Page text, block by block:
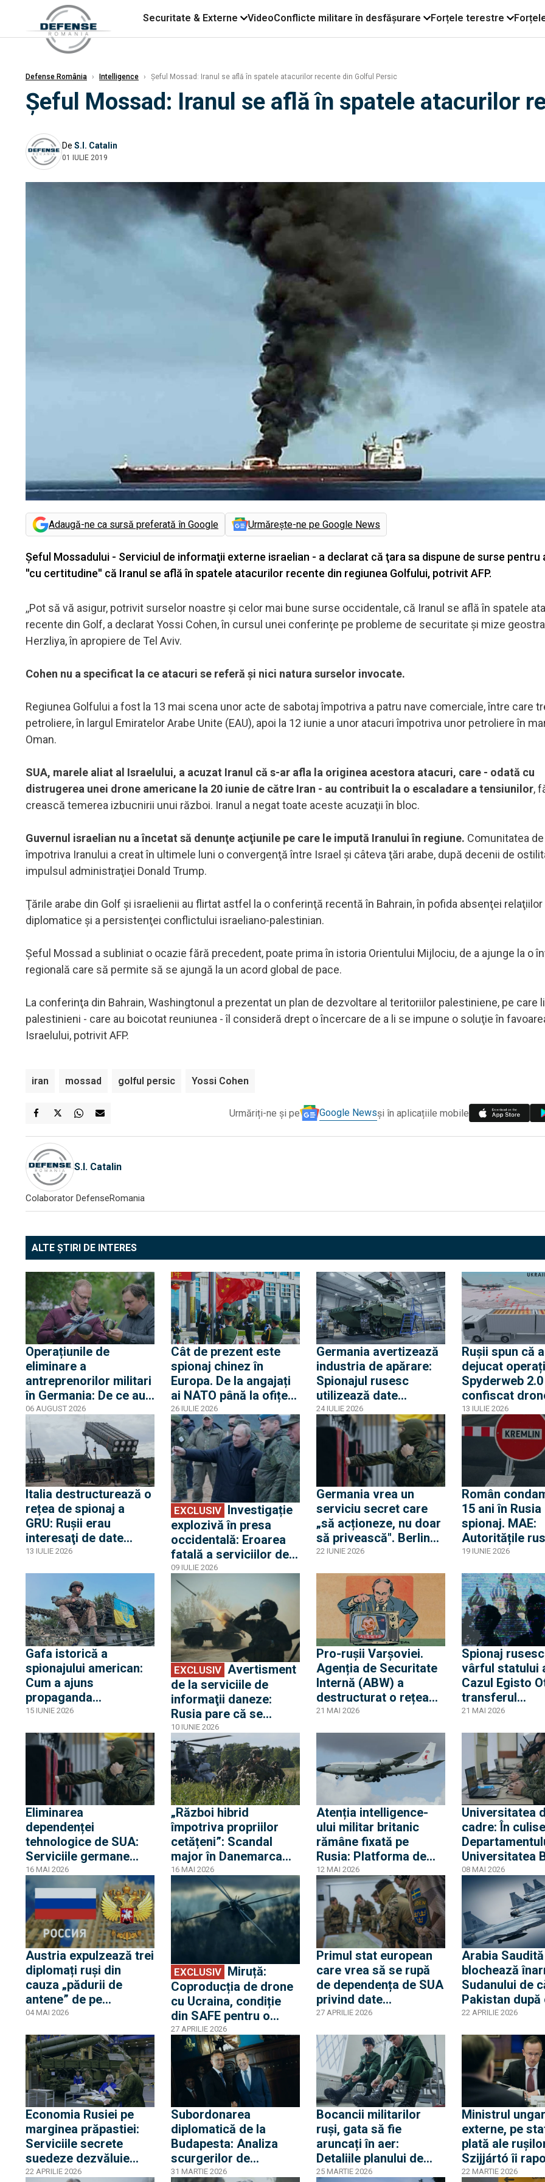
Securitate & Externe VideoConflicte militare în desfășurare Forțele terestre
Defense România › Intelligence › Șeful Mossad: Iranul se află în spatele atacurilor recente din Golful Persic
Șeful Mossad: Iranul se află în spatele atacurilor
De S.I. Catalin
01 IULIE 2019
Adaugă-ne ca sursă preferată în Google Urmărește-ne pe Google News
Şeful Mossadului - Serviciul de informaţii externe israelian - a declarat că ţara sa dispune de surse pentru
''cu certitudine'' că Iranul se află în spatele atacurilor recente din regiunea Golfului, potrivit AFP.
,,Pot să vă asigur, potrivit surselor noastre şi celor mai bune surse occidentale, că Iranul se află în spatele
recente din Golf, a declarat Yossi Cohen, în cursul unei conferinţe pe probleme de securitate şi mize
Herzliya, în apropiere de Tel Aviv.
Cohen nu a specificat la ce atacuri se referă şi nici natura surselor invocate.
Regiunea Golfului a fost la 13 mai scena unor acte de sabotaj împotriva a patru nave comerciale, între care
petroliere, în largul Emiratelor Arabe Unite (EAU), apoi la 12 iunie a unor atacuri împotriva unor petroliere în
Oman.
SUA, marele aliat al Israelului, a acuzat Iranul că s-ar afla la originea acestora atacuri, care - odată cu
distrugerea unei drone americane la 20 iunie de către Iran - au contribuit la o escaladare a tensiunilor,
crească temerea izbucnirii unui război. Iranul a negat toate aceste acuzaţii în bloc.
Guvernul israelian nu a încetat să denunţe acţiunile pe care le impută Iranului în regiune. Comunitatea
împotriva Iranului a creat în ultimele luni o convergenţă între Israel şi câteva ţări arabe, după decenii de
impulsul administraţiei Donald Trump.
Ţările arabe din Golf şi israelienii au flirtat astfel la o conferinţă recentă în Bahrain, în pofida absenţei relaţiilor
diplomatice şi a persistenţei conflictului israeliano-palestinian.
Şeful Mossad a subliniat o ocazie fără precedent, poate prima în istoria Orientului Mijlociu, de a ajunge la o
regională care să permite să se ajungă la un acord global de pace.
La conferinţa din Bahrain, Washingtonul a prezentat un plan de dezvoltare al teritoriilor palestiniene, pe care
palestinieni - care au boicotat reuniunea - îl consideră drept o încercare de a li se impune o soluţie în
Israelului, potrivit AFP.
iran mossad golful persic Yossi Cohen
Urmăriți-ne și pe Google Newsși în aplicațiile mobile
S.I. Catalin
Colaborator DefenseRomania
ALTE ȘTIRI DE INTERES
Operațiunile de
eliminare a
antreprenorilor militari
în Germania: De ce au
devenit startup-urile
tehnologice ținta
prioritară a serviciilor
de informații ruse
06 AUGUST 2026
Cât de prezent este
spionaj chinez în
Europa. De la angajați
ai NATO până la ofițeri
recrutați prin LinkedIn,
nu scapă nimic
”dragonului tăcut”
26 IULIE 2026
Germania avertizează
industria de apărare:
Spionajul rusesc
utilizează date
comerciale de
localizare pentru a
urmări angajații
sectorului militar
24 IULIE 2026
Rușii spun că
dejucat
Spyderweb
confiscat
care
reușit să le
Rusia. În prima
operațiune au
lovite
95 sau Tu-
13 IULIE 2026
Italia destructurează o
rețea de spionaj a
GRU: Ruşii erau
interesaţi de date
clasificate despre
apărării antiaeriene a
Ucrainei
13 IULIE 2026
EXCLUSIV
EXCLUSIV
explozivă în presa
occidentală: Eroarea
fatală a serviciilor de
informații care a lăsat
Europa nepregătită
pentru războiul din
Ucraina
09 IULIE 2026
Germania vrea un
serviciu secret care
„să acționeze, nu doar
să privească". Berlinul
face cea mai mare
serviciului
22 IUNIE 2026
Român
15 ani în
spionaj. MAE:
Autoritățile
blochează
român
19 IUNIE 2026
Gafa istorică a
spionajului american:
Cum a ajuns
propaganda
Kremlinului în
SUA despre Ucraina
15 IUNIE 2026
EXCLUSIV
EXCLUSIV
de la serviciile de
informaţii daneze:
Rusia pare că se
pregătește un atac
asupra Europei în
următorii trei ani
10 IUNIE 2026
Pro-rușii Varșoviei.
Agenția de Securitate
Internă (ABW) a
destructurat o rețea
care acționa la
21 MAI 2026
Spionaj
vârful statului
Cazul Egisto
transferul
către rețeaua
Marsalek
21 MAI 2026
Eliminarea
dependenței
tehnologice de SUA:
Serviciile germane
preferă soluția
franceză ArgonOS în
detrimentul Palantir
pentru operațiunile de
contrainformații
16 MAI 2026
„Război hibrid
împotriva propriilor
cetățeni”: Scandal
major în Danemarca
privind lipsa dovezilor
în cazul presupuselor
incursiuni cu drone din
2025
16 MAI 2026
Atenția intelligence-
ului militar britanic
rămâne fixată pe
Rusia: Platforma de
spionaj aerian RC-
135W Rivet Joint
monitorizează exclava
Kaliningrad
12 MAI 2026
Universitatea
cadre: În
Universitatea
fabrica de
sabotori a
militar rus
08 MAI 2026
Austria expulzează trei
diplomați ruși din
cauza „pădurii de
antene” de pe
acoperișul ambasadei
04 MAI 2026
EXCLUSIV
EXCLUSIV
Coproducția de drone
cu Ucraina, condiție
din SAFE pentru o
fabrică în România.
”Un proiect tentant
pentru Armata
Română”
27 APRILIE 2026
Primul stat european
care vrea să se rupă
de dependența de SUA
privind date
clasificate: Proiect
propriul cloud militar,
într-un domeniu
dominat de americani
27 APRILIE 2026
Arabia Saudită
blochează
Sudanului de
Pakistan după
retrage
22 APRILIE 2026
Economia Rusiei pe
marginea prăpastiei:
Serviciile secrete
suedeze dezvăluie
cum falsifică ruşii
22 APRILIE 2026
Subordonarea
diplomatică de la
Budapesta: Analiza
scurgerilor de
informații care
31 MARTIE 2026
Bocancii militarilor
ruși, gata să fie
aruncați în aer:
Detaliile planului de
sabotaj ucrainean
25 MARTIE 2026
Ministrul
externe, pe
plată ale
Szijjártó îi
direct lui
22 MARTIE 2026